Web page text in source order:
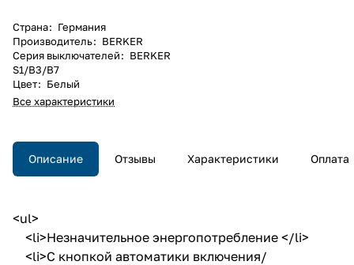
Страна: Германия
Производитель: BERKER
Серия выключателей: BERKER
S1/B3/B7
Цвет: Белый
Все характеристики
Описание Отзывы Характеристики Оплата
<ul>
<li>Незначительное энергопотребление </li>
<li>С кнопкой автоматики включения/